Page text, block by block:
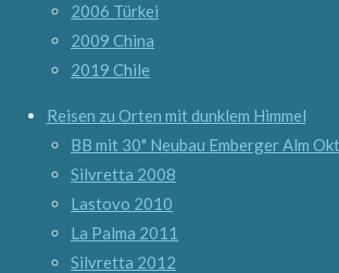
2006 Türkei
2009 China
2019 Chile
Reisen zu Orten mit dunklem Himmel
BB mit 30" Neubau Emberger Alm
Silvretta 2008
Lastovo 2010
La Palma 2011
Silvretta 2012